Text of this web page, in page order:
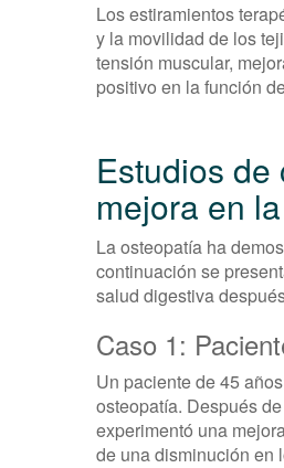
Los estiramientos
y la movilidad de los
tensión muscular,
positivo en la función
Estudios
mejora en
La osteopatía ha
continuación se
salud digestiva
Caso 1:
Un paciente de 45
osteopatía. Después
experimentó una
de una disminución en